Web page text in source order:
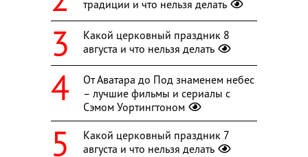
традиции и что нельзя делать
Какой церковный праздник 8
августа и что нельзя делать
От Аватара до Под знаменем небес
– лучшие фильмы и сериалы с
Сэмом Уортингтоном
Какой церковный праздник 7
августа и что нельзя делать